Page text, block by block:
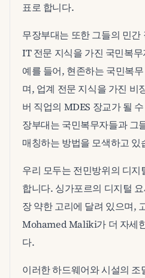
표로 합니다.
무장부대는 또한 그들의 민간
IT 전문 지식을 가진 국민복
예를 들어, 현존하는 국민복
며, 업계 전문 지식을 가진 비
버 직업의 MDES 장교가 될
장부대는 국민복무자들과 그
매칭하는 방법을 모색하고 있
우리 모두는 전민방위의 디지
합니다. 싱가포르의 디지털
장 약한 고리에 달려 있으며,
Mohamed Maliki가 더 자세
다.
이러한 하드웨어와 시설의